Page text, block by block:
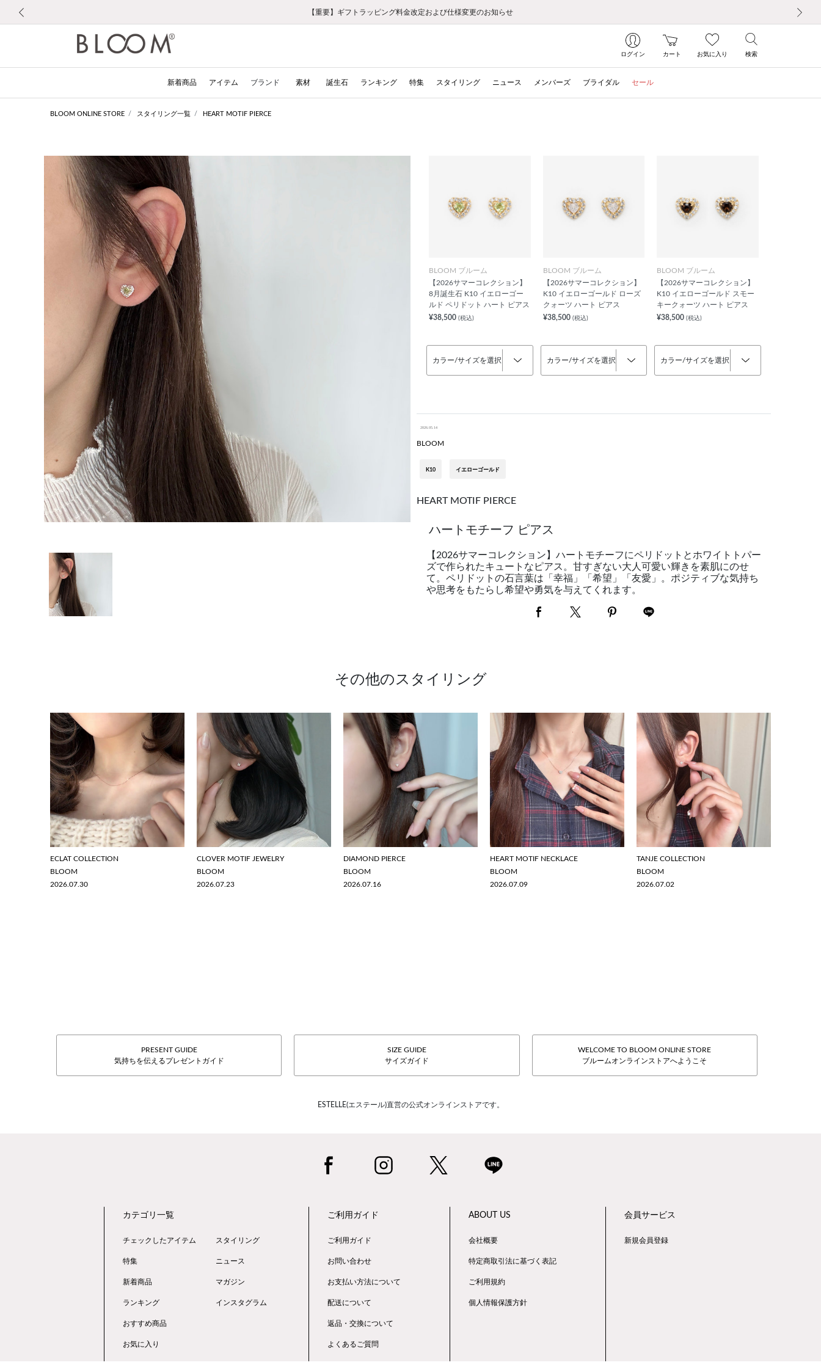
お修理・アフターサービスのご案内
【重要】令和８年熊本地震に伴う集配への影響について
【重要】ギフトラッピング料金改定および仕様変更のお知らせ
【重要】夏季休業の営業についてのご案内
税込5,500円以上で送料無料｜最短24時間以内に発送
新規会員登録で1000ポイントプレゼント！
LINE友だち登録で500円クーポンプレゼント
会員限定！レビュー投稿で100ポイントプレゼント
お修理・アフターサービスのご案内
【重要】令和８年熊本地震に伴う集配への影響について
ログイン カート お気に入り 検索
新着商品 アイテム ブランド 素材 誕生石 ランキング 特集 スタイリング ニュース メンバーズ ブライダル セール
BLOOM ONLINE STORE スタイリング一覧 HEART MOTIF PIERCE
BLOOM ブルーム
【2026サマーコレクション】
8月誕生石 K10 イエローゴー
ルド ペリドット ハート ピアス
¥38,500 (税込)
カラー/サイズを選択
BLOOM ブルーム
【2026サマーコレクション】
K10 イエローゴールド ローズ
クォーツ ハート ピアス
¥38,500 (税込)
カラー/サイズを選択
BLOOM ブルーム
【2026サマーコレクション】
K10 イエローゴールド スモー
キークォーツ ハート ピアス
¥38,500(税込)
カラー/サイズを選択
2026.05.14
BLOOM
K10 イエローゴールド
HEART MOTIF PIERCE
ハートモチーフ ピアス
【2026サマーコレクション】ハートモチーフにペリドットとホワイトトパー
ズで作られたキュートなピアス。甘すぎない大人可愛い輝きを素肌にのせ
て。ペリドットの石言葉は「幸福」「希望」「友愛」。ポジティブな気持ち
や思考をもたらし希望や勇気を与えてくれます。
その他のスタイリング
ECLAT COLLECTION
BLOOM
2026.07.30
CLOVER MOTIF JEWELRY
BLOOM
2026.07.23
DIAMOND PIERCE
BLOOM
2026.07.16
HEART MOTIF NECKLACE
BLOOM
2026.07.09
TANJE COLLECTION
BLOOM
2026.07.02
PRESENT GUIDE
気持ちを伝えるプレゼントガイド
SIZE GUIDE
サイズガイド
WELCOME TO BLOOM ONLINE STORE
ブルームオンラインストアへようこそ
ESTELLE(エステール)直営の公式オンラインストアです。
カテゴリ一覧
チェックしたアイテム
特集
新着商品
ランキング
おすすめ商品
お気に入り
スタイリング
ニュース
マガジン
インスタグラム
ご利用ガイド
ご利用ガイド
お問い合わせ
お支払い方法について
配送について
返品・交換について
よくあるご質問
ABOUT US
会社概要
特定商取引法に基づく表記
ご利用規約
個人情報保護方針
会員サービス
新規会員登録